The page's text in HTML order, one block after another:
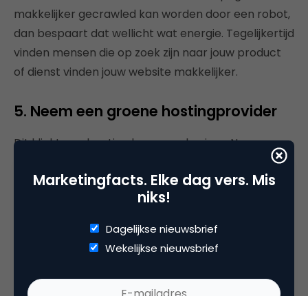
makkelijker gecrawled kan worden door een robot,
dan bespaart dat wellicht wat energie. Tegelijkertijd
vinden mensen die op zoek zijn naar jouw product
of dienst vinden jouw website makkelijker.
5. Neem een groene hostingprovider
Dit klinkt een beetje als een no-brainer. Neem een
stroom. Op deze manier elimineer je de totale
uitstoot van het feit dat jouw website bestaat. In
Nederland zijn veel providers die duurzame
webhosting aanbieden, maar volgens The Green
Web Initiative zijn de Duitsers
om groene hosting.
Marketingfacts. Elke dag vers. Mis
niks!
Dagelijkse nieuwsbrief
Wekelijkse nieuwsbrief